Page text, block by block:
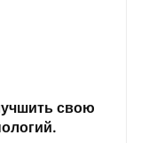
свою